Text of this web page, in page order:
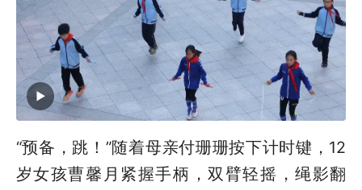
“预备，跳！”随着母亲付珊珊按下计时键，12
岁女孩曹馨月紧握手柄，双臂轻摇，绳影翻